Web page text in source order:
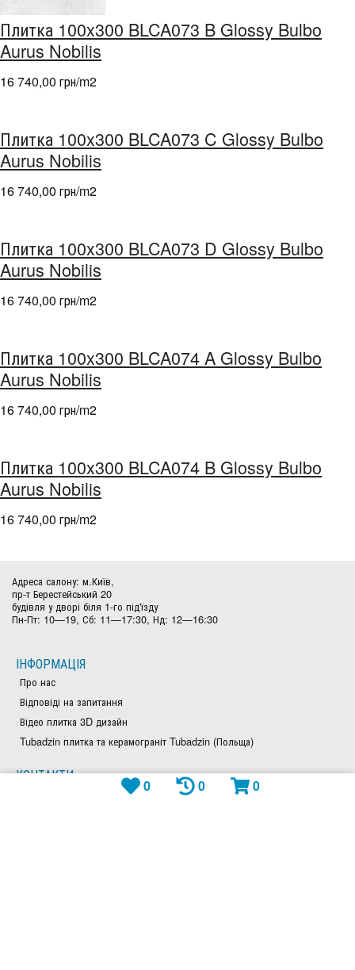
Плитка 100x300 BLCA073 B Glossy Bulbo
Aurus Nobilis
16 740,00 грн/m2
Плитка 100x300 BLCA073 C Glossy Bulbo
Aurus Nobilis
16 740,00 грн/m2
Плитка 100x300 BLCA073 D Glossy Bulbo
Aurus Nobilis
16 740,00 грн/m2
Плитка 100x300 BLCA074 A Glossy Bulbo
Aurus Nobilis
16 740,00 грн/m2
Плитка 100x300 BLCA074 B Glossy Bulbo
Aurus Nobilis
16 740,00 грн/m2
Адреса салону: м.Київ,
пр-т Берестейський 20
будівля у дворі біля 1-го під'їзду
Пн-Пт: 10—19, Сб: 11—17:30, Нд: 12—16:30
ІНФОРМАЦІЯ
Про нас
Відповіді на запитання
Відео плитка 3D дизайн
Tubadzin плитка та керамограніт Tubadzin (Польща)
КОНТАКТИ
0 0 0